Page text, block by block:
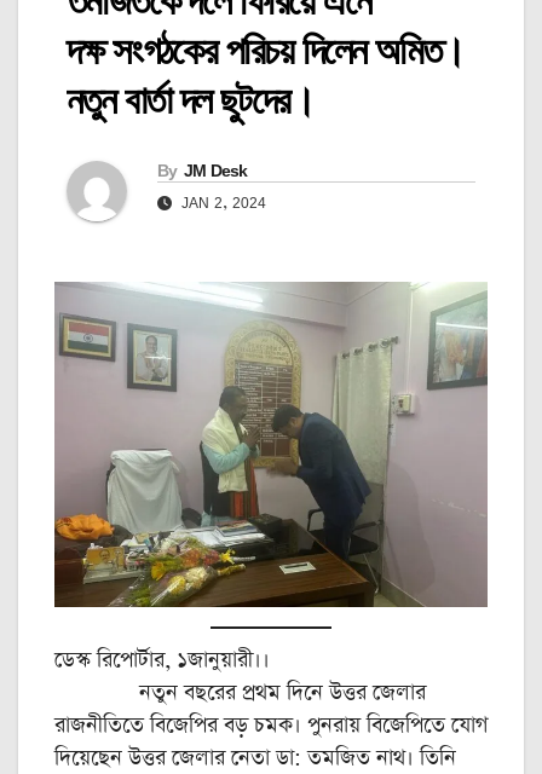
দক্ষ সংগঠকের পরিচয় দিলেন অমিত।
নতুন বার্তা দল ছুটদের।
By JM Desk
JAN 2, 2024
ডেস্ক রিপোর্টার, ১জানুয়ারী।।
নতুন বছরের প্রথম দিনে উত্তর জেলার
রাজনীতিতে বিজেপির বড় চমক। পুনরায় বিজেপিতে যোগ
দিয়েছেন উত্তর জেলার নেতা ডা: তমজিত নাথ। তিনি